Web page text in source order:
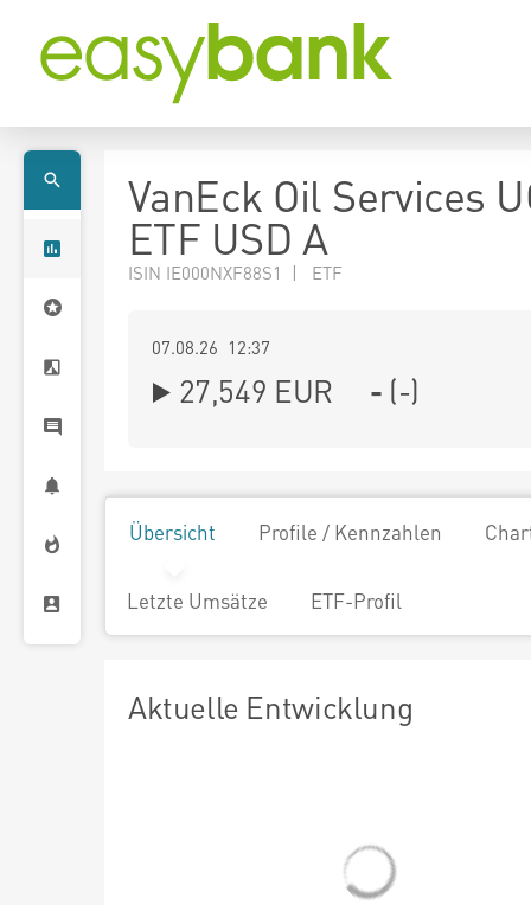
VanEck Oil Services
ETF USD A
ISIN IE000NXF88S1 | ETF
07.08.26 12:37
27,549 EUR - (-)
Übersicht Profile / Kennzahlen
Letzte Umsätze ETF-Profil
Aktuelle Entwicklung